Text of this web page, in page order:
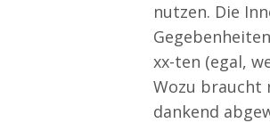
nutzen. Die
xx-ten (egal,
Wozu braucht
dankend